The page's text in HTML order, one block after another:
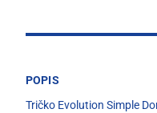
POPIS
Tričko Evolution Simple